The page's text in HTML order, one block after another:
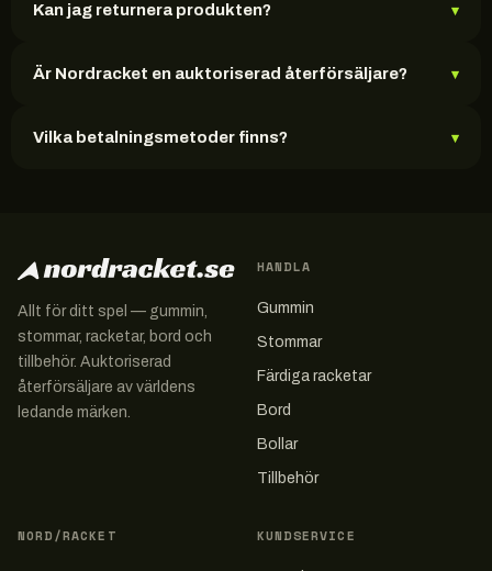
Kan jag returnera produkten? ▾
Är Nordracket en auktoriserad återförsäljare? ▾
Vilka betalningsmetoder finns? ▾
Allt för ditt spel — gummin,
stommar, racketar, bord och
tillbehör. Auktoriserad
återförsäljare av världens
ledande märken.
HANDLA
Gummin
Stommar
Färdiga racketar
Bord
Bollar
Tillbehör
NORD/RACKET KUNDSERVICE